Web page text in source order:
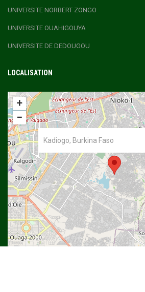
UNIVERSITE NORBERT ZONGO
UNIVERSITE OUAHIGOUYA
UNIVERSITE DE DEDOUGOU
LOCALISATION
Kadiogo, Burkina Faso
+
−